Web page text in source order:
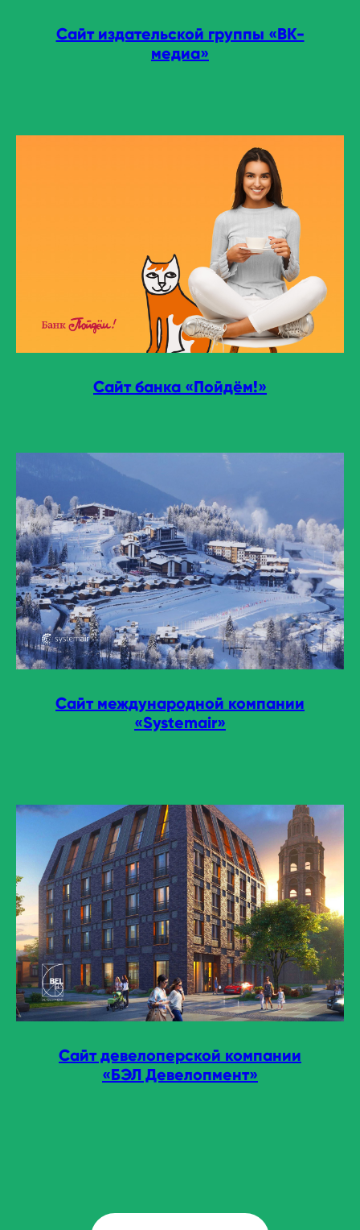
Сайт издательской группы «ВК-
медиа»
Сайт банка «Пойдём!»
Сайт международной компании
«Systemair»
Сайт девелоперской компании
«БЭЛ Девелопмент»